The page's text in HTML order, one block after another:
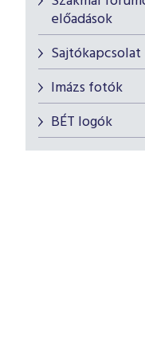
előadások
Sajtókapcsolat
Imázs fotók
BÉT logók